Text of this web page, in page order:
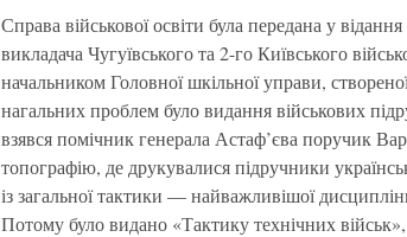
Справа військової освіти була передана у
викладача Чугуївського та 2-го Київського
начальником Головної шкільної управи,
нагальних проблем було видання військових
взявся помічник генерала Астаф’єва поручик
топографію, де друкувалися підручники
із загальної тактики — найважливішої
Потому було видано «Тактику технічних